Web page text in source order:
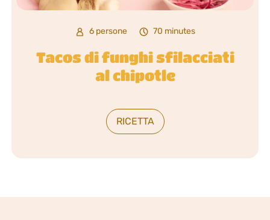
6 persone 70 minutes
Tacos di funghi sfilacciati
al chipotle
RICETTA